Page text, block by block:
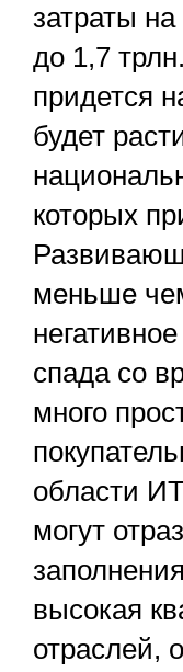
затраты
до 1,7
придется
будет
которых
меньше
спада со
много
области
могут
высокая
отраслей,